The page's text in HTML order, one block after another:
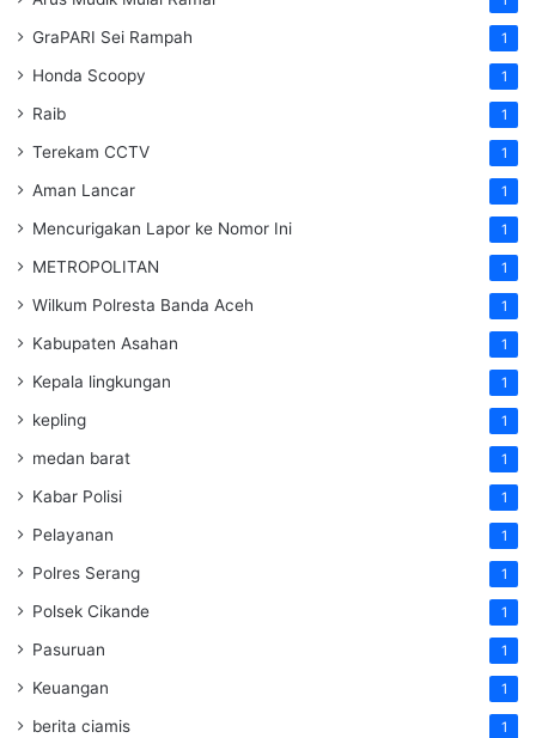
GraPARI Sei Rampah 1
Honda Scoopy 1
Raib 1
Terekam CCTV 1
Aman Lancar 1
Mencurigakan Lapor ke Nomor Ini 1
METROPOLITAN 1
Wilkum Polresta Banda Aceh 1
Kabupaten Asahan 1
Kepala lingkungan 1
kepling 1
medan barat 1
Kabar Polisi 1
Pelayanan 1
Polres Serang 1
Polsek Cikande 1
Pasuruan 1
Keuangan 1
berita ciamis 1